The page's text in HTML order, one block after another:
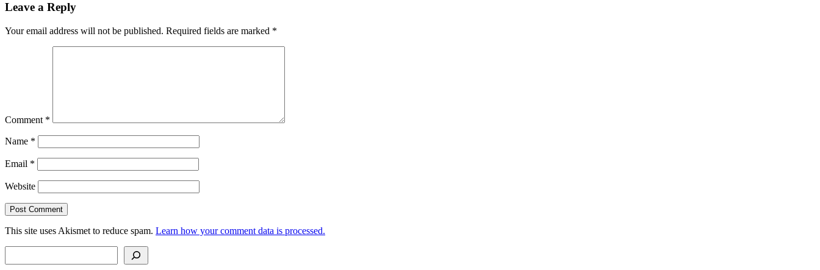
Leave a Reply
Your email address will not be published. Required fields are marked *
Comment *
Name *
Email *
Website
This site uses Akismet to reduce spam. Learn how your comment data is processed.